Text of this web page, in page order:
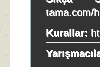
tama.com/
Kurallar: